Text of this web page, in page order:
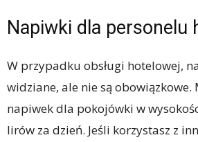
Napiwki dla personelu
W przypadku obsługi hotelowej,
widziane, ale nie są obowiązkowe.
napiwek dla pokojówki w
lirów za dzień. Jeśli korzystasz z